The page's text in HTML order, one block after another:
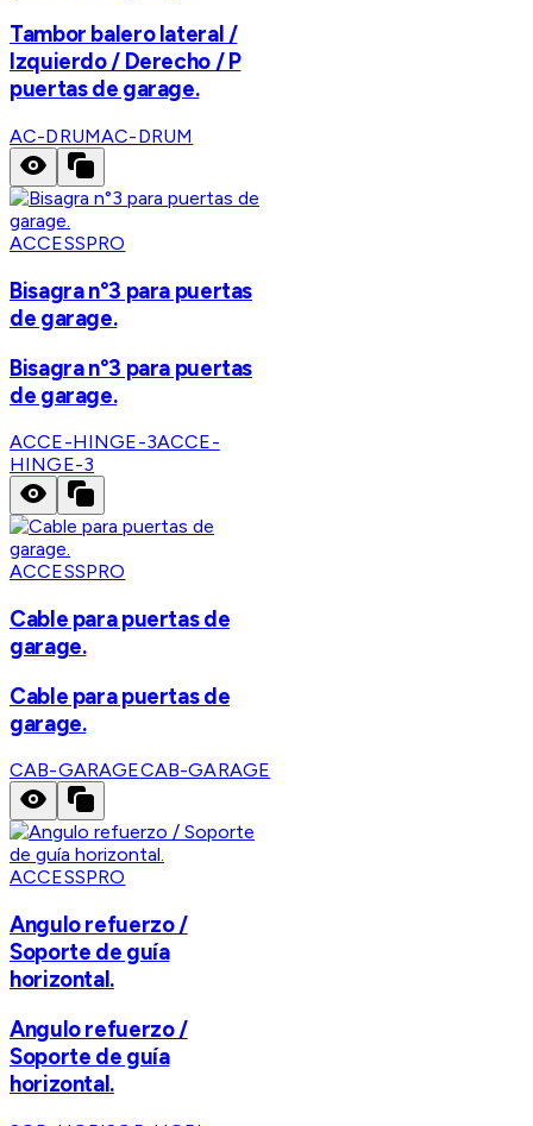
Tambor balero lateral /
Izquierdo / Derecho / P
puertas de garage.
AC-DRUMAC-DRUM
ACCESSPRO
Bisagra n°3 para puertas
de garage.
Bisagra n°3 para puertas
de garage.
ACCE-HINGE-3ACCE-
HINGE-3
ACCESSPRO
Cable para puertas de
garage.
Cable para puertas de
garage.
CAB-GARAGECAB-GARAGE
ACCESSPRO
Angulo refuerzo /
Soporte de guía
horizontal.
Angulo refuerzo /
Soporte de guía
horizontal.